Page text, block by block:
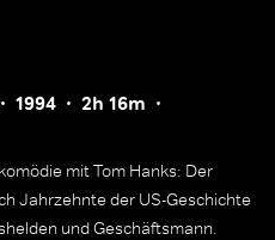
1994
2h 16m
mit Tom Hanks: Der
Jahrzehnte der US-Geschichte
und Geschäftsmann.